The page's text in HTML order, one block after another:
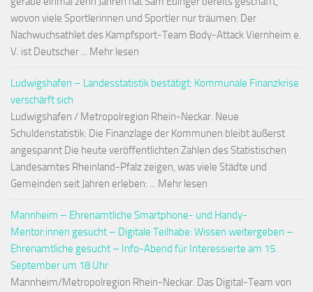
wovon viele Sportlerinnen und Sportler nur träumen: Der
Nachwuchsathlet des Kampfsport-Team Body-Attack Viernheim e.
V. ist Deutscher ... Mehr lesen
Ludwigshafen – Landesstatistik bestätigt: Kommunale Finanzkrise
verschärft sich
Ludwigshafen / Metropolregion Rhein-Neckar. Neue
Schuldenstatistik: Die Finanzlage der Kommunen bleibt äußerst
angespannt Die heute veröffentlichten Zahlen des Statistischen
Landesamtes Rheinland-Pfalz zeigen, was viele Städte und
Gemeinden seit Jahren erleben: ... Mehr lesen
Mannheim – Ehrenamtliche Smartphone- und Handy-
Mentor:innen gesucht – Digitale Teilhabe: Wissen weitergeben –
Ehrenamtliche gesucht – Info-Abend für Interessierte am 15.
September um 18 Uhr
Mannheim/Metropolregion Rhein-Neckar. Das Digital-Team von